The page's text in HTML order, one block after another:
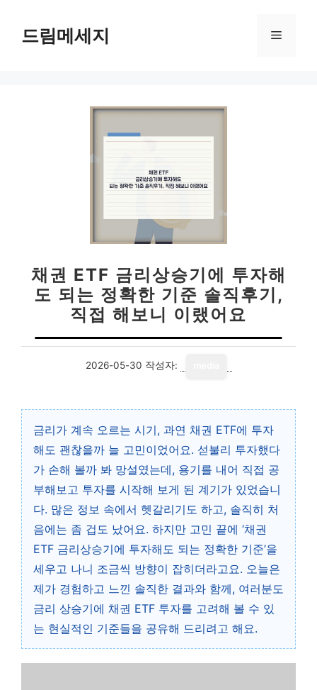
드림메세지 메
채권 ETF 금리상승기에 투자해
도 되는 정확한 기준 솔직후기,
직접 해보니 이랬어요
2026-05-30 작성자:
금리가 계속 오르는 시기, 과연 채권 ETF에 투자
해도 괜찮을까 늘 고민이었어요. 섣불리 투자했다
가 손해 볼까 봐 망설였는데, 용기를 내어 직접 공
부해보고 투자를 시작해 보게 된 계기가 있었습니
다. 많은 정보 속에서 헷갈리기도 하고, 솔직히 처
음에는 좀 겁도 났어요. 하지만 고민 끝에 ‘채권
ETF 금리상승기에 투자해도 되는 정확한 기준’을
세우고 나니 조금씩 방향이 잡히더라고요. 오늘은
제가 경험하고 느낀 솔직한 결과와 함께, 여러분도
금리 상승기에 채권 ETF 투자를 고려해 볼 수 있
는 현실적인 기준들을 공유해 드리려고 해요.